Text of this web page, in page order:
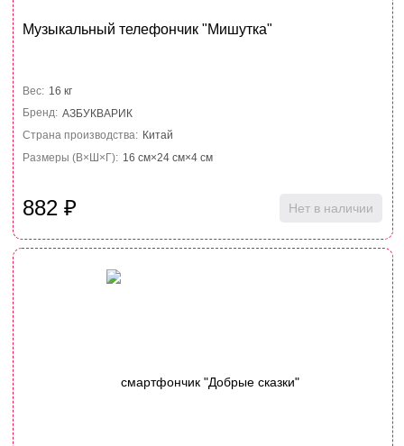
Музыкальный телефончик "Мишутка"
Вес: 16 кг
Бренд: АЗБУКВАРИК
Страна производства: Китай
Размеры (В×Ш×Г): 16 см×24 см×4 см
882₽ Нет в наличии